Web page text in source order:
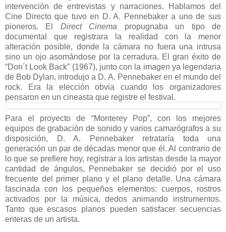
intervención de entrevistas y narraciones. Hablamos del
Cine Directo que tuvo en D. A. Pennebaker a uno de sus
pioneros. El Direct Cinema propugnaba un tipo de
documental que registrara la realidad con la menor
alteración posible, donde la cámara no fuera una intrusa
sino un ojo asomándose por la cerradura. El gran éxito de
“Don´t Look Back” (1967), junto con la imagen ya legendaria
de Bob Dylan, introdujo a D. A. Pennebaker en el mundo del
rock. Era la elección obvia cuando los organizadores
pensaron en un cineasta que registre el festival.
Para el proyecto de “Monterey Pop”, con los mejores
equipos de grabación de sonido y varios camarógrafos a su
disposición, D. A. Pennebaker retrataría toda una
generación un par de décadas menor que él. Al contrario de
lo que se prefiere hoy, registrar a los artistas desde la mayor
cantidad de ángulos, Pennebaker se decidió por el uso
frecuente del primer plano y el plano detalle. Una cámara
fascinada con los pequeños elementos: cuerpos, rostros
activados por la música, dedos animando instrumentos.
Tanto que escasos planos pueden satisfacer secuencias
enteras de un artista.